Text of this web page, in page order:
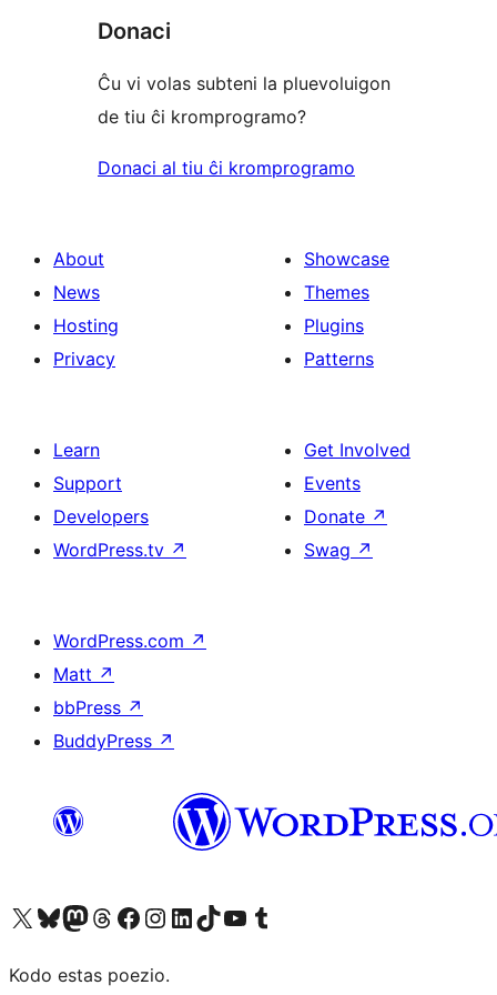
Donaci
Ĉu vi volas subteni la pluevoluigon
de tiu ĉi kromprogramo?
Donaci al tiu ĉi kromprogramo
About
News
Hosting
Privacy
Showcase
Themes
Plugins
Patterns
Learn
Support
Developers
WordPress.tv ↗
Get Involved
Events
Donate ↗
Swag ↗
WordPress.com ↗
Matt ↗
bbPress ↗
BuddyPress ↗
Visit our X (formerly Twitter) account
Visit our Bluesky account
Visit our Mastodon account
Visit our Threads account
Visit our Facebook page
Visit our Instagram account
Visit our LinkedIn account
Visit our TikTok account
Visit our YouTube channel
Visit our Tumblr account
Kodo estas poezio.